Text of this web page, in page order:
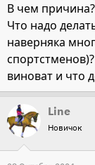
В чем
Что надо
наверняка
виноват и что
Line
Новичок